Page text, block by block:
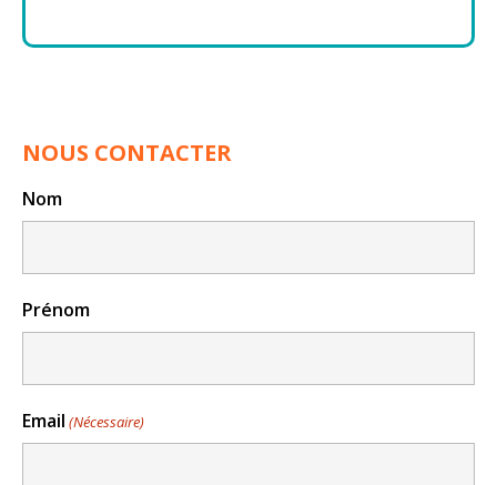
NOUS CONTACTER
Nom
Prénom
Email (Nécessaire)